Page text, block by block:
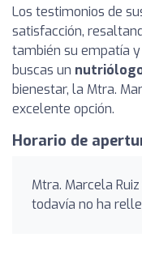
Los testimonios de
satisfacción,
también su empatía y
buscas un
bienestar, la Mtra.
excelente opción.
Horario de
Mtra. Marcela
todavía no ha